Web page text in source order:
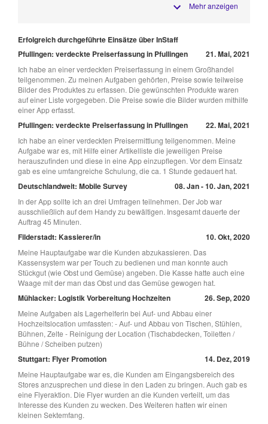
Mehr anzeigen
Erfolgreich durchgeführte Einsätze über InStaff
Pfullingen: verdeckte Preiserfassung in Pfullingen
21. Mai, 2021
Ich habe an einer verdeckten Preiserfassung in einem Großhandel
teilgenommen. Zu meinen Aufgaben gehörten, Preise sowie teilweise
Bilder des Produktes zu erfassen. Die gewünschten Produkte waren
auf einer Liste vorgegeben. Die Preise sowie die Bilder wurden mithilfe
einer App erfasst.
Pfullingen: verdeckte Preiserfassung in Pfullingen 22. Mai, 2021
Ich habe an einer verdeckten Preisermittlung teilgenommen. Meine
Aufgabe war es, mit Hilfe einer Artikelliste die jeweiligen Preise
herauszufinden und diese in eine App einzupflegen. Vor dem Einsatz
gab es eine umfangreiche Schulung, die ca. 1 Stunde gedauert hat.
Deutschlandweit: Mobile Survey 08. Jan - 10. Jan, 2021
In der App sollte ich an drei Umfragen teilnehmen. Der Job war
ausschließlich auf dem Handy zu bewältigen. Insgesamt dauerte der
Auftrag 45 Minuten.
Filderstadt: Kassierer/in 10. Okt, 2020
Meine Hauptaufgabe war die Kunden abzukassieren. Das
Kassensystem war per Touch zu bedienen und man konnte auch
Stückgut (wie Obst und Gemüse) angeben. Die Kasse hatte auch eine
Waage mit der man das Obst und das Gemüse gewogen hat.
Mühlacker: Logistik Vorbereitung Hochzeiten 26. Sep, 2020
Meine Aufgaben als Lagerhelferin bei Auf- und Abbau einer
Hochzeitslocation umfassten: - Auf- und Abbau von Tischen, Stühlen,
Bühnen, Zelte - Reinigung der Location (Tischabdecken, Toiletten /
Bühne / Scheiben putzen)
Stuttgart: Flyer Promotion 14. Dez, 2019
Meine Hauptaufgabe war es, die Kunden am Eingangsbereich des
Stores anzusprechen und diese in den Laden zu bringen. Auch gab es
eine Flyeraktion. Die Flyer wurden an die Kunden verteilt, um das
Interesse des Kunden zu wecken. Des Weiteren hatten wir einen
kleinen Sektemfang.